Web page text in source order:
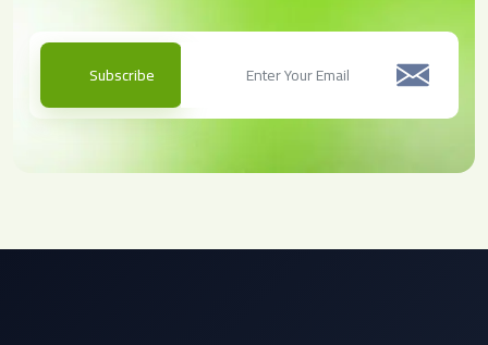
Subscribe